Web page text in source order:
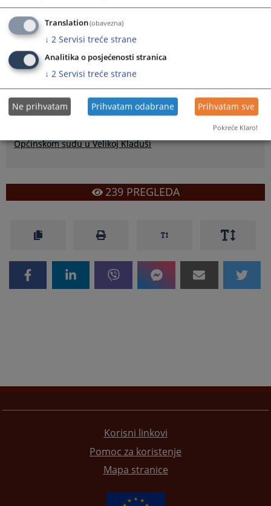
Etički kodeks i smjernice za postupanje uposlenika u
Općinskom sudu u Velikoj Kladuši kao pdf dokument, prilog uz
vijest.
Prateći dokumenti
Etički kodeks i smjernice za postupanje uposlenika u
Općinskom sudu u Velikoj Kladuši
239PREGLEDA
Korisni linkovi
Pomoc za koristenje
Mapa stranice
Translation(obavezna)
↓ 2 Servisi treće strane
Analitika o posjećenosti stranica
↓ 2 Servisi treće strane
Ne prihvatam Prihvatam odabrane Prihvatam sve
Pokreće Klaro!